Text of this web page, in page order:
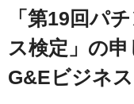
「第19回パ
ス検定」の申
G&Eビジネ